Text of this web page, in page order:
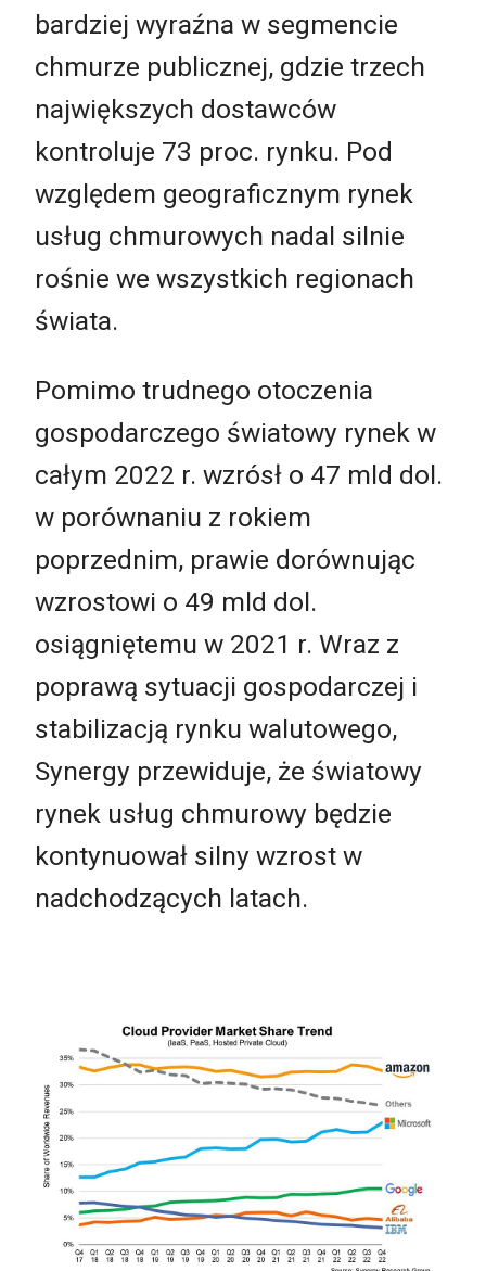
bardziej wyraźna w segmencie
chmurze publicznej, gdzie trzech
największych dostawców
kontroluje 73 proc. rynku. Pod
względem geograficznym rynek
usług chmurowych nadal silnie
rośnie we wszystkich regionach
świata.
Pomimo trudnego otoczenia
gospodarczego światowy rynek w
całym 2022 r. wzrósł o 47 mld dol.
w porównaniu z rokiem
poprzednim, prawie dorównując
wzrostowi o 49 mld dol.
osiągniętemu w 2021 r. Wraz z
poprawą sytuacji gospodarczej i
stabilizacją rynku walutowego,
Synergy przewiduje, że światowy
rynek usług chmurowy będzie
kontynuował silny wzrost w
nadchodzących latach.